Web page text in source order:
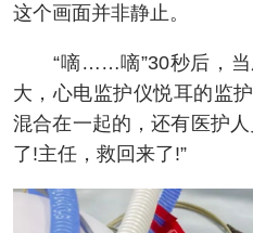
这个画面并非静止。
“嘀……嘀”30秒后，当
大，心电监护仪悦耳的监
混合在一起的，还有医护
了!主任，救回来了!”